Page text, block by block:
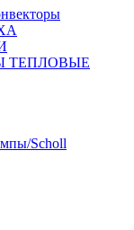
ТЕПЛОВЫЕ
Scholl